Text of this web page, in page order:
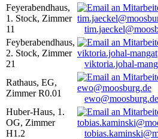
Feyerabendhaus,
1. Stock, Zimmer
11
Feyberabendhaus,
2. Stock, Zimmer
21
viktoria.johal-
Rathaus, EG,
Zimmer R0.01
ewo@moosburg.de
Huber-Haus, 1.
OG, Zimmer
H1.2